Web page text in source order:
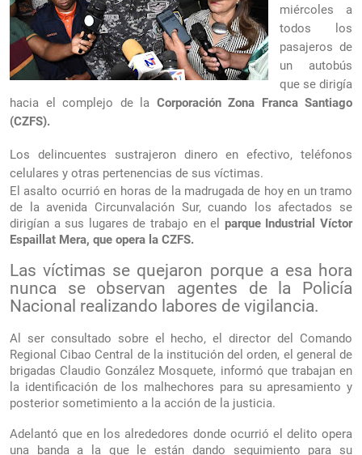
miércoles a
todos los
pasajeros de
un autobús
que se dirigía
hacia el complejo de la Corporación Zona Franca Santiago
(CZFS).
Los delincuentes sustrajeron dinero en efectivo, teléfonos
celulares y otras pertenencias de sus víctimas.
El asalto ocurrió en horas de la madrugada de hoy en un tramo
de la avenida Circunvalación Sur, cuando los afectados se
dirigían a sus lugares de trabajo en el parque Industrial Víctor
Espaillat Mera, que opera la CZFS.
Las víctimas se quejaron porque a esa hora
nunca se observan agentes de la Policía
Nacional realizando labores de vigilancia.
Al ser consultado sobre el hecho, el director del Comando
Regional Cibao Central de la institución del orden, el general de
brigadas Claudio González Mosquete, informó que trabajan en
la identificación de los malhechores para su apresamiento y
posterior sometimiento a la acción de la justicia.
Adelantó que en los alrededores donde ocurrió el delito opera
una banda a la que le están dando seguimiento para su